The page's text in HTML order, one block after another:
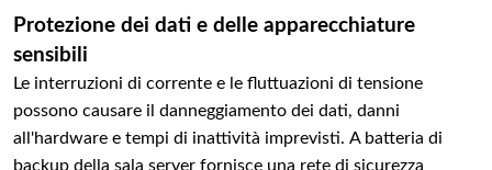
Protezione dei dati e delle apparecchiature
sensibili
Le interruzioni di corrente e le fluttuazioni di tensione
possono causare il danneggiamento dei dati, danni
all'hardware e tempi di inattività imprevisti. A batteria di
backup della sala server fornisce una rete di sicurezza